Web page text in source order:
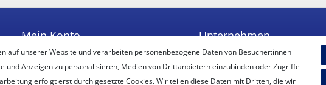
Mein Konto
Registrieren
Login
Unternehmen
Unsere Filiale
Kontakt
Datenschutzerklärung
auf unserer Website und verarbeiten personenbezogene Daten von Besucher:innen
und Anzeigen zu personalisieren, Medien von Drittanbietern einzubinden oder Zugriffe
erfolgt erst durch gesetzte Cookies. Wir teilen diese Daten mit Dritten, die wir